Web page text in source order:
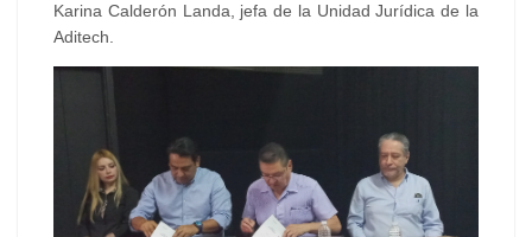
Karina Calderón Landa, jefa de la Unidad Jurídica de la
Aditech.